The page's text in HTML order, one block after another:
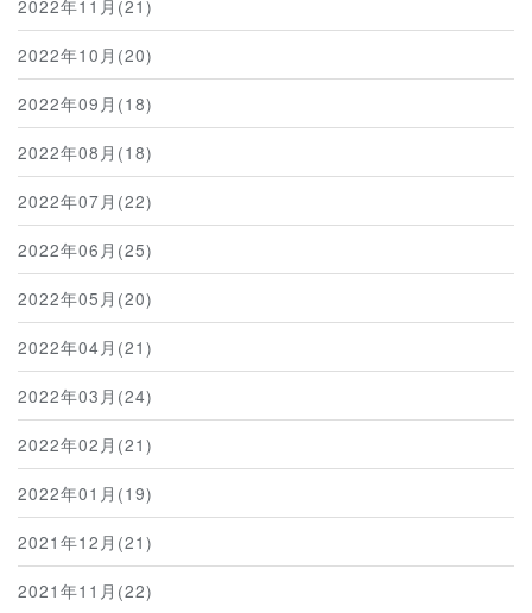
2022年11月(21)
2022年10月(20)
2022年09月(18)
2022年08月(18)
2022年07月(22)
2022年06月(25)
2022年05月(20)
2022年04月(21)
2022年03月(24)
2022年02月(21)
2022年01月(19)
2021年12月(21)
2021年11月(22)